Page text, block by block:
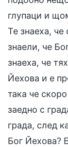
глупаци и
Те знаеха,
знаели, че
знаеха, че
Йехова и е
така че
заедно с
града, след
Бог Йехова?